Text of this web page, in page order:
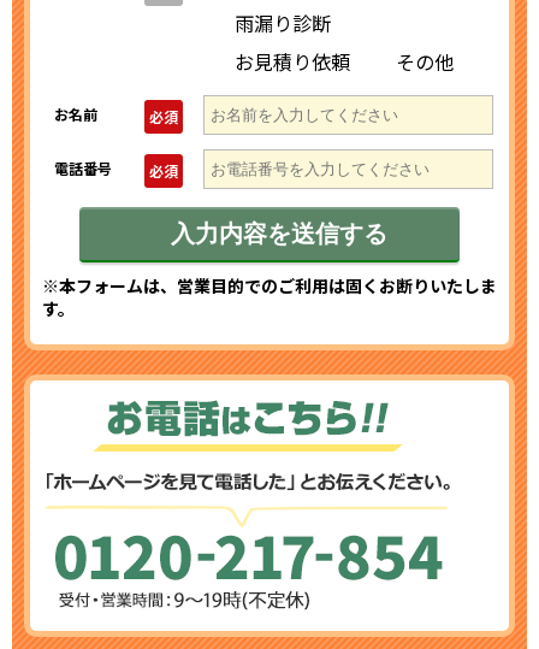
雨漏り診断
お見積り依頼
その他
お名前 必須
電話番号 必須
※本フォームは、営業目的でのご利用は固くお断りいたしま
す。